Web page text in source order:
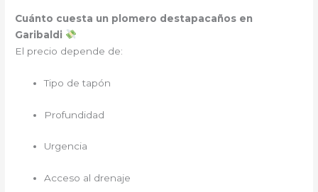
Cuánto cuesta un plomero destapacaños en
Garibaldi
El precio depende de:
Tipo de tapón
Profundidad
Urgencia
Acceso al drenaje